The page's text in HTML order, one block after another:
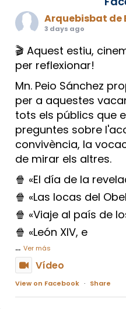
Arquebisbat de
3 days ago
🎬 Aquest estiu,
per reflexionar!
Mn. Peio Sánchez
per a aquestes
tots els públics que
preguntes sobre
convivència, la
de mirar els altres.
🍿 «El día de la
🍿 «Las locas del
🍿 «Viaje al país de
🍿 «León XIV, e
... Ver más
Vídeo
View on Facebook · Share